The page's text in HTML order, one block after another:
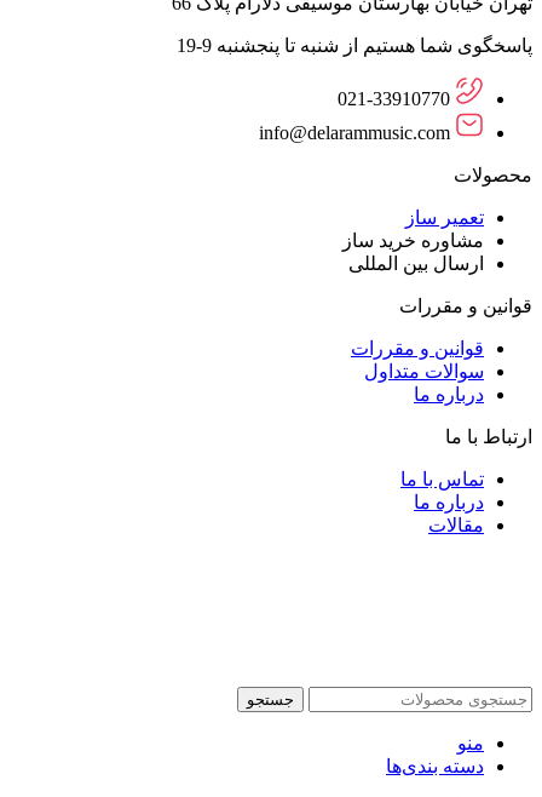
پاسخگوی شما هستیم از شنبه تا پنجشنبه 9-19
021-33910770
info@delarammusic.com
محصولات
تعمیر ساز
مشاوره خرید ساز
ارسال بین المللی
قوانین و مقررات
قوانین و مقررات
سوالات متداول
درباره ما
ارتباط با ما
تماس با ما
درباره ما
مقالات
جستجو
منو
دسته بندی‌ها